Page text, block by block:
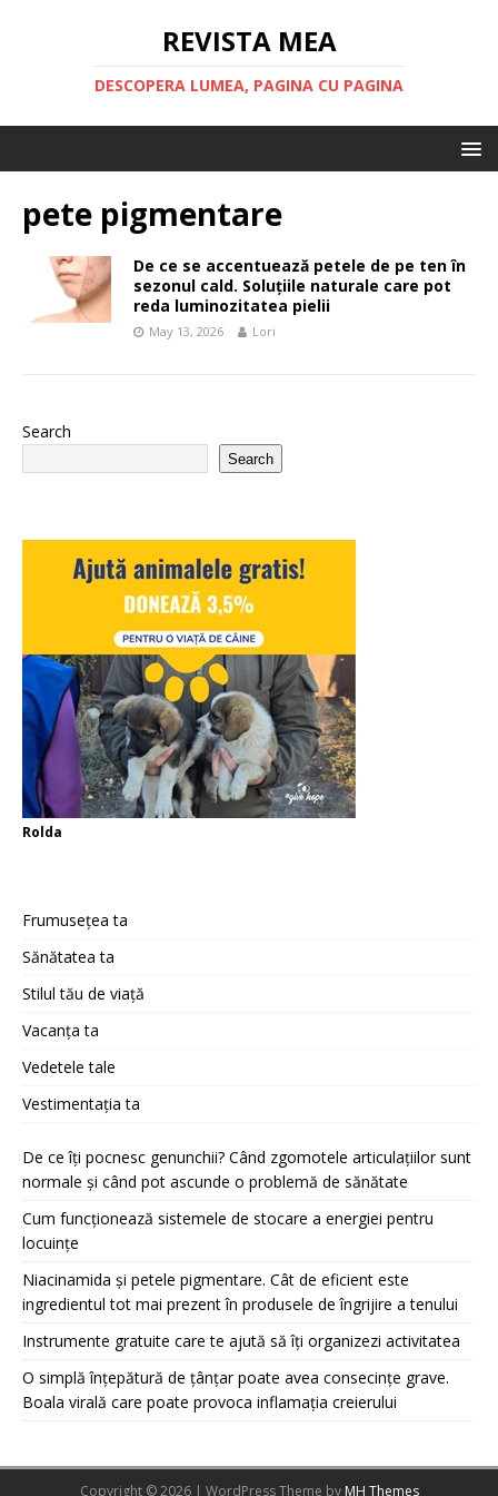
REVISTA MEA
DESCOPERA LUMEA, PAGINA CU PAGINA
pete pigmentare
De ce se accentuează petele de pe ten în
sezonul cald. Soluțiile naturale care pot
reda luminozitatea pielii
May 13, 2026 Lori
Search
Search
Rolda
Frumusețea ta
Sănătatea ta
Stilul tău de viață
Vacanța ta
Vedetele tale
Vestimentația ta
De ce îți pocnesc genunchii? Când zgomotele articulațiilor sunt
normale și când pot ascunde o problemă de sănătate
Cum funcționează sistemele de stocare a energiei pentru
locuințe
Niacinamida și petele pigmentare. Cât de eficient este
ingredientul tot mai prezent în produsele de îngrijire a tenului
Instrumente gratuite care te ajută să îți organizezi activitatea
O simplă înțepătură de țânțar poate avea consecințe grave.
Boala virală care poate provoca inflamația creierului
Copyright © 2026 | WordPress Theme by MH Themes